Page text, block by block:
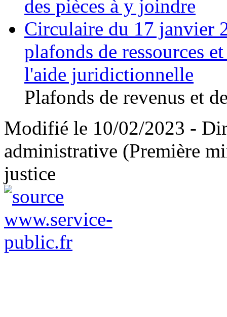
des pièces à y joindre
Circulaire du 17 janvier
plafonds de ressources
l'aide juridictionnelle
Plafonds de revenus et
Modifié le 10/02/2023 -
administrative (Première
justice